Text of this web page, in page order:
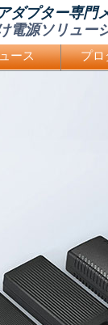
ダプター専門
電源ソリュー
ース プロ